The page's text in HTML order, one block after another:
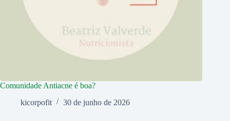
Comunidade Antiacne é boa?
kicorpofit
30 de junho de 2026